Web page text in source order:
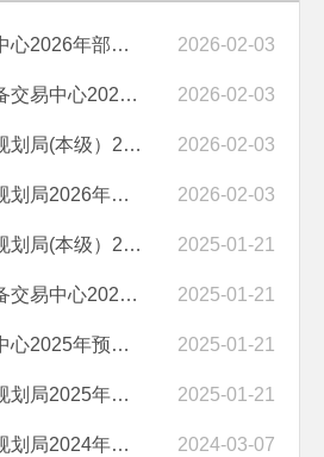
保山市不动产登记中心2026年部门预算编制说明 2026-02-03
保山市土地收购储备交易中心2026年部门预算编制说明 2026-02-03
保山市自然资源和规划局(本级）2026年部门预算编制说明 2026-02-03
保山市自然资源和规划局2026年部门预算编制说明 2026-02-03
保山市自然资源和规划局(本级）2025年预算公开目录 2025-01-21
保山市土地收购储备交易中心2025年预算公开目录 2025-01-21
保山市不动产登记中心2025年预算公开目录 2025-01-21
保山市自然资源和规划局2025年预算公开目录 2025-01-21
保山市自然资源和规划局2024年部门预算编制说明 2024-03-07